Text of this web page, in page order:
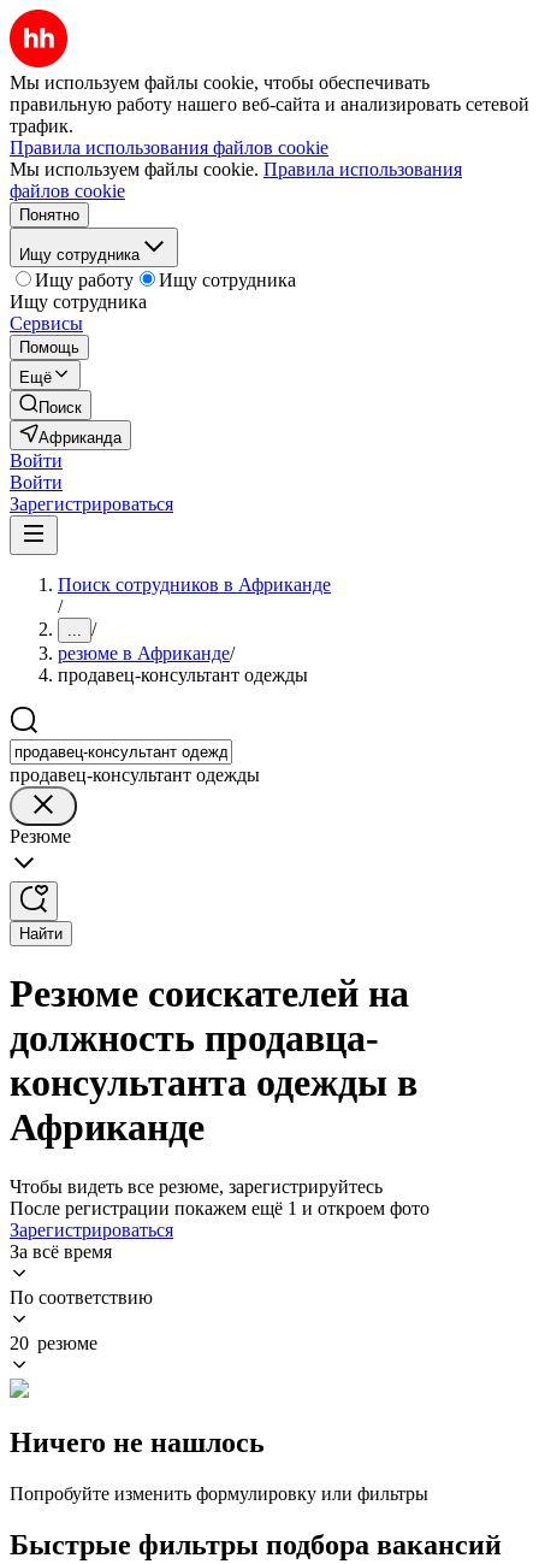
Мы используем файлы cookie, чтобы обеспечивать
правильную работу нашего веб-сайта и анализировать сетевой
трафик.
Правила использования файлов cookie
Мы используем файлы cookie. Правила использования
файлов cookie
Понятно
Ищу сотрудника
Ищу работу
Ищу сотрудника
Ищу сотрудника
Сервисы
Помощь
Ещё
Поиск
Африканда
Войти
Войти
Зарегистрироваться
Поиск сотрудников в Африканде
/
... /
резюме в Африканде/
продавец-консультант одежды
продавец-консультант одежды
Резюме
Найти
Резюме соискателей на
должность продавца-
консультанта одежды в
Африканде
Чтобы видеть все резюме, зарегистрируйтесь
После регистрации покажем ещё 1 и откроем фото
Зарегистрироваться
За всё время
По соответствию
20 резюме
Ничего не нашлось
Попробуйте изменить формулировку или фильтры
Быстрые фильтры подбора вакансий